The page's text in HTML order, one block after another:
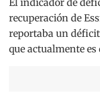
recuperación de
reportaba un
que actualmente